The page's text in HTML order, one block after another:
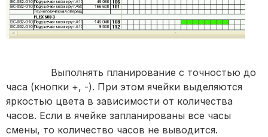
Выполнять планирование с точностью до
часа (кнопки +, -). При этом ячейки выделяются
яркостью цвета в зависимости от количества
часов. Если в ячейке запланированы все часы
смены, то количество часов не выводится.